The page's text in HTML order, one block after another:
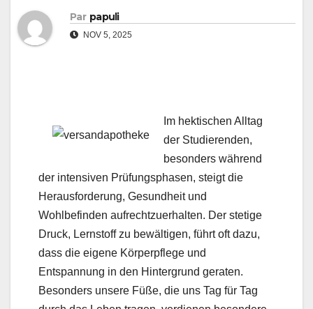
Par papuli
NOV 5, 2025
Im hektischen Alltag
der Studierenden,
besonders während
der intensiven Prüfungsphasen, steigt die
Herausforderung, Gesundheit und
Wohlbefinden aufrechtzuerhalten. Der stetige
Druck, Lernstoff zu bewältigen, führt oft dazu,
dass die eigene Körperpflege und
Entspannung in den Hintergrund geraten.
Besonders unsere Füße, die uns Tag für Tag